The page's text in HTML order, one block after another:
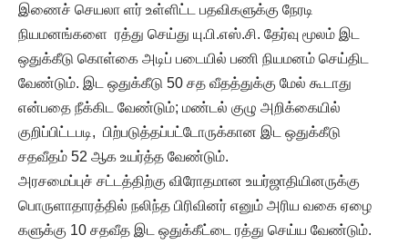
இணைச் செயலா ளர் உள்ளிட்ட பதவிகளுக்கு நேரடி
நியமனங்களை ரத்து செய்து யு.பி.எஸ்.சி. தேர்வு மூலம் இட
ஒதுக்கீடு கொள்கை அடிப் படையில் பணி நியமனம் செய்திட
வேண்டும். இட ஒதுக்கீடு 50 சத வீதத்துக்கு மேல் கூடாது
என்பதை நீக்கிட வேண்டும்; மண்டல் குழு அறிக்கையில்
குறிப்பிட்டபடி, பிற்படுத்தப்பட்டோருக்கான இட ஒதுக்கீடு
சதவீதம் 52 ஆக உயர்த்த வேண்டும்.
அரசமைப்புச் சட்டத்திற்கு விரோதமான உயர்ஜாதியினருக்கு
பொருளாதாரத்தில் நலிந்த பிரிவினர் எனும் அரிய வகை ஏழை
களுக்கு 10 சதவீத இட ஒதுக்கீட்டை ரத்து செய்ய வேண்டும்.